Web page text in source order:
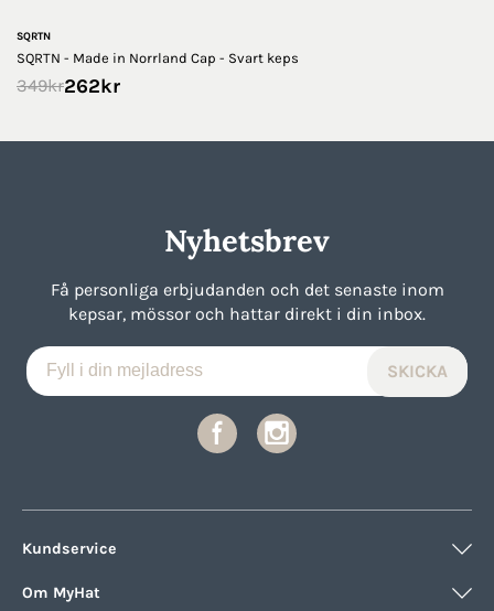
SQRTN
SQRTN - Made in Norrland Cap - Svart keps
349kr262kr
Nyhetsbrev
Få personliga erbjudanden och det senaste inom
kepsar, mössor och hattar direkt i din inbox.
Kundservice
Om MyHat